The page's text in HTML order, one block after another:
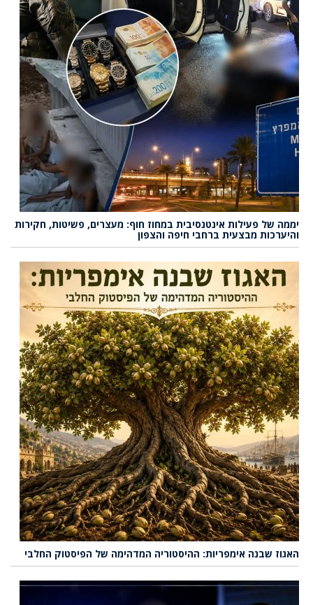
יממה של פעילות אינטנסיבית במחוז חוף: מעצרים, פשיטות, חקירות
והיערכות מבצעית ברחבי חיפה והצפון
האגוז שבנה אימפריות: ההיסטוריה המדהימה של הפיסטוק החלבי